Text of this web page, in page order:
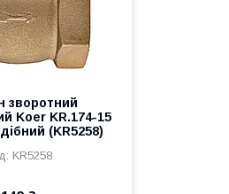
зворотний
Koer KR.174-15
(KR5258)
KR5258